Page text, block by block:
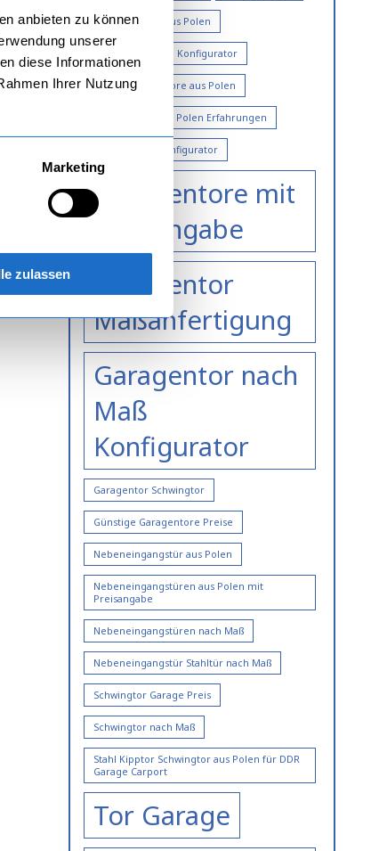
anbieten zu können
unserer
diese Informationen
Ihrer Nutzung
Marketing
zulassen
Fertiggaragen aus Polen
Flügeltor Garage Konfigurator
Garagen Flügeltore aus Polen
Garagentore aus Polen Erfahrungen
Garagentore Konfigurator
Garagentore mit
Preisangabe
Garagentor
Maßanfertigung
Garagentor nach
Maß
Konfigurator
Garagentor Schwingtor
Günstige Garagentore Preise
Nebeneingangstür aus Polen
Nebeneingangstüren aus Polen mit
Preisangabe
Nebeneingangstüren nach Maß
Nebeneingangstür Stahltür nach Maß
Schwingtor Garage Preis
Schwingtor nach Maß
Stahl Kipptor Schwingtor aus Polen für DDR
Garage Carport
Tor Garage